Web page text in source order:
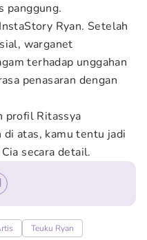
panggung.
Ryan. Setelah
warganet
terhadap unggahan
penasaran dengan
profil Ritassya
atas, kamu tentu jadi
secara detail.
Teuku Ryan